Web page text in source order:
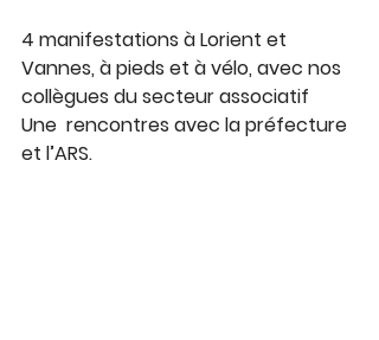
4 manifestations à Lorient et
Vannes, à pieds et à vélo, avec nos
collègues du secteur associatif
Une  rencontres avec la préfecture
et l’ARS.